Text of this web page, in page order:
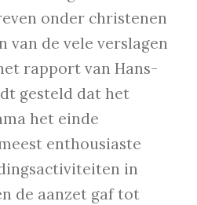
onder christenen
van de vele verslagen
rapport van Hans-
gesteld dat het
het einde
enthousiaste
in
de aanzet gaf tot